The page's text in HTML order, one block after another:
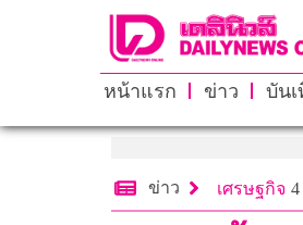
หน้าแรก ข่าว บันเ
ข่าว เศรษฐกิจ 4